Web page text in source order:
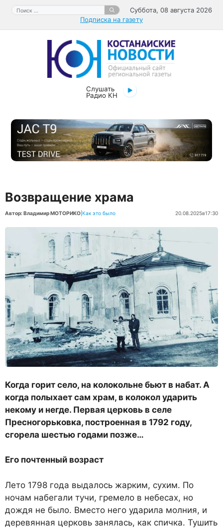
Перейти
содержимому
Поиск:
Суббота, 08 августа 2026
Подписка на газету
Слушать
Радио КН
Возвращение храма
Автор: Владимир МОТОРИКО Как это было 20.08.2025в17:30
Когда горит село, на колокольне бьют в набат. А
когда полыхает сам храм, в колокол ударить
некому и негде. Первая церковь в селе
Пресногорьковка, построенная в 1792 году,
сгорела шестью годами позже…
Его почтенный возраст
Лето 1798 года выдалось жарким, сухим. По
ночам набегали тучи, гремело в небесах, но
дождя не было. Вместо него ударила молния, и
деревянная церковь занялась, как спичка. Тушить